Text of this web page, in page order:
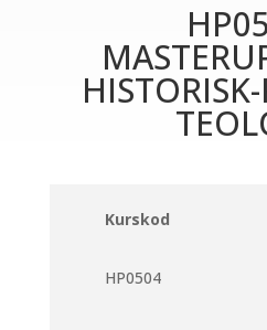
Kurskod
HP0504